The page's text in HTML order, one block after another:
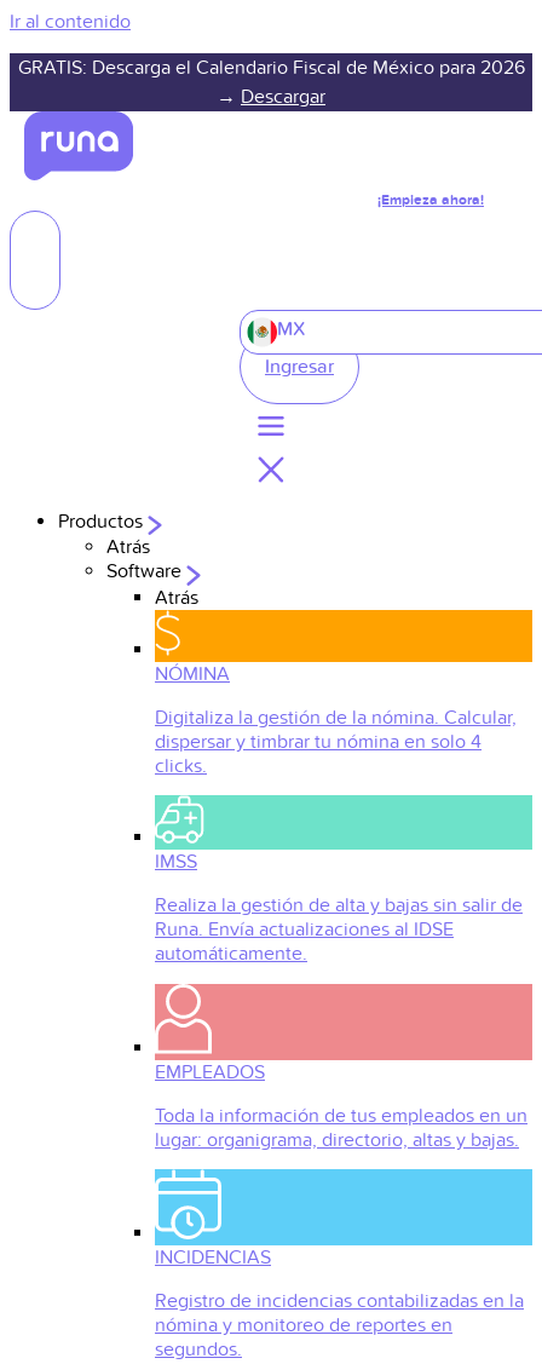
Ir al contenido
GRATIS: Descarga el Calendario Fiscal de México para 2026
→ Descargar
¡Empieza ahora!
MX
Ingresar
Productos
Atrás
Software
Atrás
NÓMINA
Digitaliza la gestión de la nómina. Calcular,
dispersar y timbrar tu nómina en solo 4
clicks.
IMSS
Realiza la gestión de alta y bajas sin salir de
Runa. Envía actualizaciones al IDSE
automáticamente.
EMPLEADOS
Toda la información de tus empleados en un
lugar: organigrama, directorio, altas y bajas.
INCIDENCIAS
Registro de incidencias contabilizadas en la
nómina y monitoreo de reportes en
segundos.